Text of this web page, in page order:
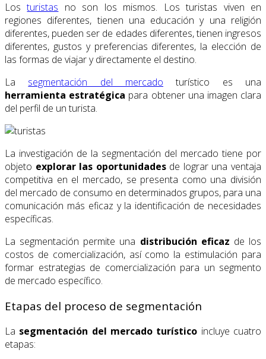
Losturistas no son los mismos. Los turistas viven en
regiones diferentes, tienen una educación y una religión
diferentes, pueden ser de edades diferentes, tienen ingresos
diferentes, gustos y preferencias diferentes, la elección de
las formas de viajar y directamente el destino.
La segmentación del mercado turístico es una
herramienta estratégica para obtener una imagen clara
del perfil de un turista.
La investigación de la segmentación del mercado tiene por
objeto explorar las oportunidadesde lograr una ventaja
competitiva en el mercado, se presenta como una división
del mercado de consumo en determinados grupos, para una
comunicación más eficaz y la identificación de necesidades
específicas.
La segmentación permite una distribución eficaz de los
costos de comercialización, así como la estimulación para
formar estrategias de comercialización para un segmento
de mercado específico.
Etapas del proceso de segmentación
La segmentación del mercado turístico incluye cuatro
etapas: